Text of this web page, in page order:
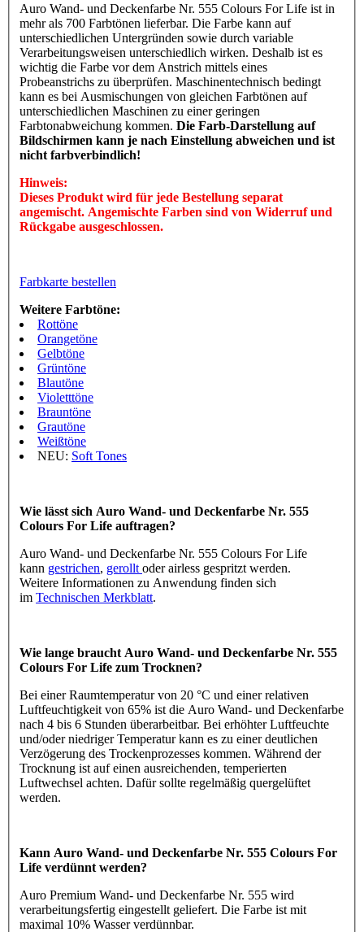
Auro Wand- und Deckenfarbe Nr. 555 Colours For Life ist in
mehr als 700 Farbtönen lieferbar. Die Farbe kann auf
unterschiedlichen Untergründen sowie durch variable
Verarbeitungsweisen unterschiedlich wirken. Deshalb ist es
wichtig die Farbe vor dem Anstrich mittels eines
Probeanstrichs zu überprüfen. Maschinentechnisch bedingt
kann es bei Ausmischungen von gleichen Farbtönen auf
unterschiedlichen Maschinen zu einer geringen
Farbtonabweichung kommen. Die Farb-Darstellung auf
Bildschirmen kann je nach Einstellung abweichen und ist
nicht farbverbindlich!
Hinweis:
Dieses Produkt wird für jede Bestellung separat
angemischt. Angemischte Farben sind von Widerruf und
Rückgabe ausgeschlossen.
Farbkarte bestellen
Weitere Farbtöne:
Rottöne
Orangetöne
Gelbtöne
Grüntöne
Blautöne
Violetttöne
Brauntöne
Grautöne
Weißtöne
NEU: Soft Tones
Wie lässt sich Auro Wand- und Deckenfarbe Nr. 555
Colours For Life auftragen?
Auro Wand- und Deckenfarbe Nr. 555 Colours For Life
kann gestrichen, gerollt oder airless gespritzt werden.
Weitere Informationen zu Anwendung finden sich
im Technischen Merkblatt.
Wie lange braucht Auro Wand- und Deckenfarbe Nr. 555
Colours For Life zum Trocknen?
Bei einer Raumtemperatur von 20 °C und einer relativen
Luftfeuchtigkeit von 65% ist die Auro Wand- und Deckenfarbe
nach 4 bis 6 Stunden überarbeitbar. Bei erhöhter Luftfeuchte
und/oder niedriger Temperatur kann es zu einer deutlichen
Verzögerung des Trockenprozesses kommen. Während der
Trocknung ist auf einen ausreichenden, temperierten
Luftwechsel achten. Dafür sollte regelmäßig quergelüftet
werden.
Kann Auro Wand- und Deckenfarbe Nr. 555 Colours For
Life verdünnt werden?
Auro Premium Wand- und Deckenfarbe Nr. 555 wird
verarbeitungsfertig eingestellt geliefert. Die Farbe ist mit
maximal 10% Wasser verdünnbar.